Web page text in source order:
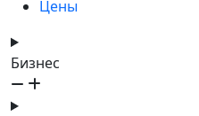
Цены
Бизнес